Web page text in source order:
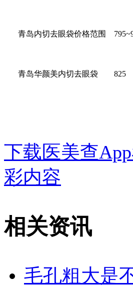
青岛内切去眼袋价格范围
青岛华颜美内切去眼袋 825
下载医美查
彩内容
相关资讯
毛孔粗大是